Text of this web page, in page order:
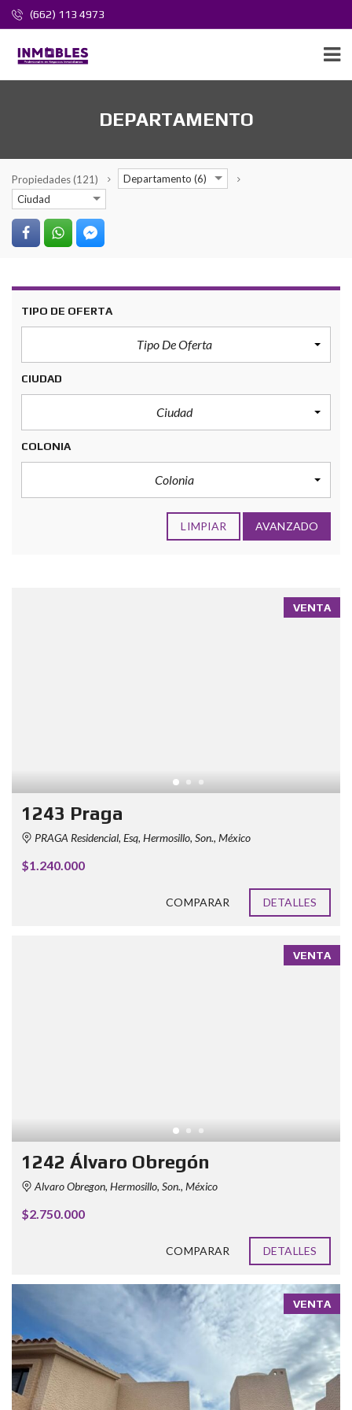
(662) 113 4973
DEPARTAMENTO
Propiedades(121)
Departamento (6)
Ciudad
TIPO DE OFERTA
Tipo De Oferta
CIUDAD
Ciudad
COLONIA
Colonia
LIMPIAR AVANZADO
VENTA
1243 Praga
PRAGA Residencial, Esq, Hermosillo, Son., México
$1.240.000
COMPARAR DETALLES
VENTA
1242 Álvaro Obregón
Alvaro Obregon, Hermosillo, Son., México
$2.750.000
COMPARAR DETALLES
VENTA